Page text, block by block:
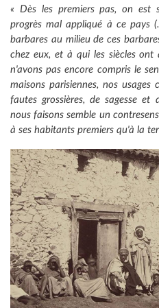
« Dès les premiers pas, on est
progrès mal appliqué à ce pays
barbares au milieu de ces
chez eux, et à qui les siècles
n'avons pas encore compris le
maisons parisiennes, nos
fautes grossières, de sagesse et
nous faisons semble un
à ses habitants premiers qu'à la